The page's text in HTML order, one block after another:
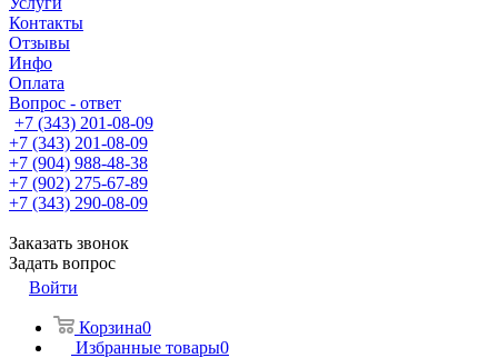
Контакты
Отзывы
Инфо
Оплата
Вопрос - ответ
+7 (343) 201-08-09
+7 (343) 201-08-09
+7 (904) 988-48-38
+7 (902) 275-67-89
+7 (343) 290-08-09
Заказать звонок
Задать вопрос
Войти
Корзина0
Избранные товары0